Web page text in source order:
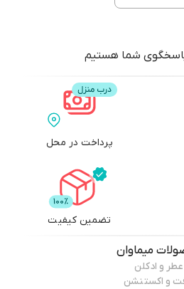
شما هستیم
پرداخت در محل
تضمین کیفیت
میماوان
عطر و ادکلن
و اکستنشن